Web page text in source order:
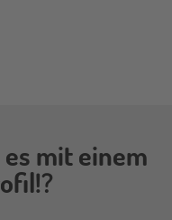
mit einem